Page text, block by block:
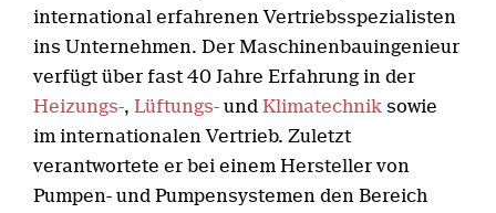
international erfahrenen Vertriebsspezialisten
ins Unternehmen. Der Maschinenbauingenieur
verfügt über fast 40 Jahre Erfahrung in der
Heizungs-, Lüftungs- und Klimatechnik sowie
im internationalen Vertrieb. Zuletzt
verantwortete er bei einem Hersteller von
Pumpen- und Pumpensystemen den Bereich